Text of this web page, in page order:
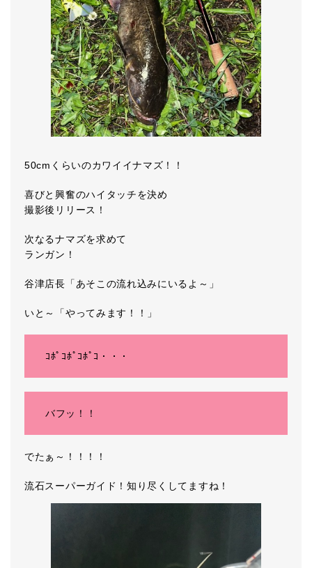
50cmくらいのカワイイナマズ！！
喜びと興奮のハイタッチを決め
撮影後リリース！
次なるナマズを求めて
ランガン！
谷津店長「あそこの流れ込みにいるよ～」
いと～「やってみます！！」
ｺﾎﾟｺﾎﾟｺﾎﾟｺ・・・
バフッ！！
でたぁ～！！！！
流石スーパーガイド！知り尽くしてますね！